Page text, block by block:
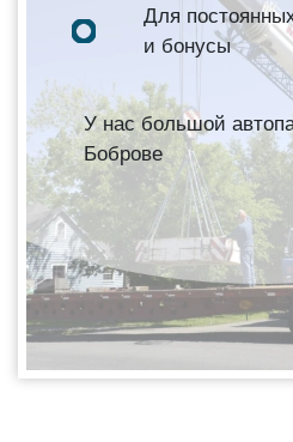
Для
и бонусы
У нас большой
Боброве